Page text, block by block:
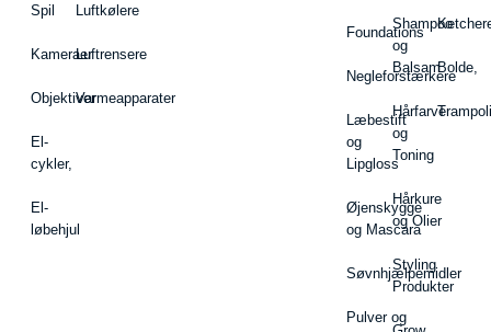
Spil
Kameraer
Objektiver
El-
cykler,
El-
løbehjul
Luftkølere
Luftrensere
Varmeapparater
Foundations
Negleforstærkere
Læbestift
og
Lipgloss
Øjenskygge
og Mascara
Søvnhjælpemidler
Pulver og
Shampoo
og
Balsam
Hårfarve
og
Toning
Hårkure
og Olier
Styling
Produkter
Bolde,